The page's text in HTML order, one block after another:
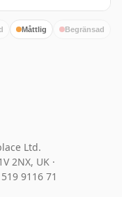
Måttlig Begränsad
Ltd.
2NX, UK ·
519 9116 71